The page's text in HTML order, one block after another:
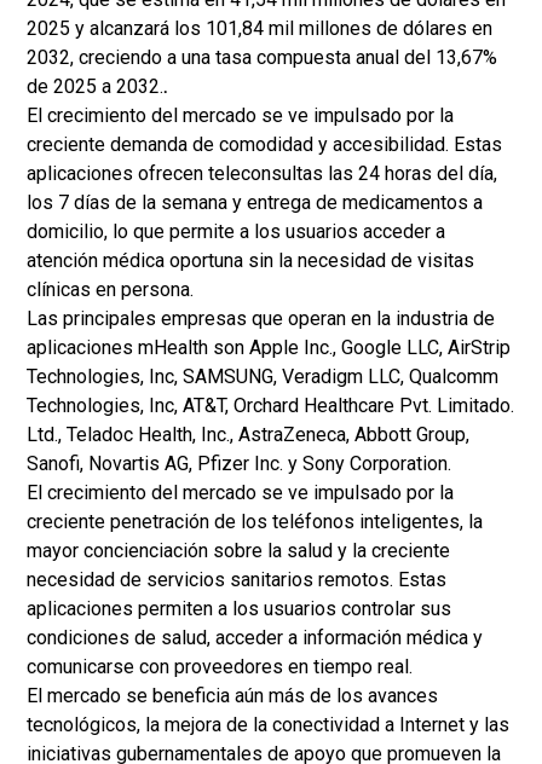
2025 y alcanzará los 101,84 mil millones de dólares en
2032, creciendo a una tasa compuesta anual del 13,67%
de 2025 a 2032..
El crecimiento del mercado se ve impulsado por la
creciente demanda de comodidad y accesibilidad. Estas
aplicaciones ofrecen teleconsultas las 24 horas del día,
los 7 días de la semana y entrega de medicamentos a
domicilio, lo que permite a los usuarios acceder a
atención médica oportuna sin la necesidad de visitas
clínicas en persona.
Las principales empresas que operan en la industria de
aplicaciones mHealth son Apple Inc., Google LLC, AirStrip
Technologies, Inc, SAMSUNG, Veradigm LLC, Qualcomm
Technologies, Inc, AT&T, Orchard Healthcare Pvt. Limitado.
Ltd., Teladoc Health, Inc., AstraZeneca, Abbott Group,
Sanofi, Novartis AG, Pfizer Inc. y Sony Corporation.
El crecimiento del mercado se ve impulsado por la
creciente penetración de los teléfonos inteligentes, la
mayor concienciación sobre la salud y la creciente
necesidad de servicios sanitarios remotos. Estas
aplicaciones permiten a los usuarios controlar sus
condiciones de salud, acceder a información médica y
comunicarse con proveedores en tiempo real.
El mercado se beneficia aún más de los avances
tecnológicos, la mejora de la conectividad a Internet y las
iniciativas gubernamentales de apoyo que promueven la